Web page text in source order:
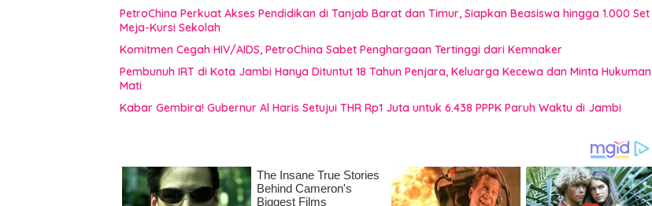
PetroChina Perkuat Akses Pendidikan di Tanjab Barat dan Timur, Siapkan Beasiswa hingga 1.000 Set
Meja-Kursi Sekolah
Komitmen Cegah HIV/AIDS, PetroChina Sabet Penghargaan Tertinggi dari Kemnaker
Pembunuh IRT di Kota Jambi Hanya Dituntut 18 Tahun Penjara, Keluarga Kecewa dan Minta Hukuman
Mati
Kabar Gembira! Gubernur Al Haris Setujui THR Rp1 Juta untuk 6.438 PPPK Paruh Waktu di Jambi